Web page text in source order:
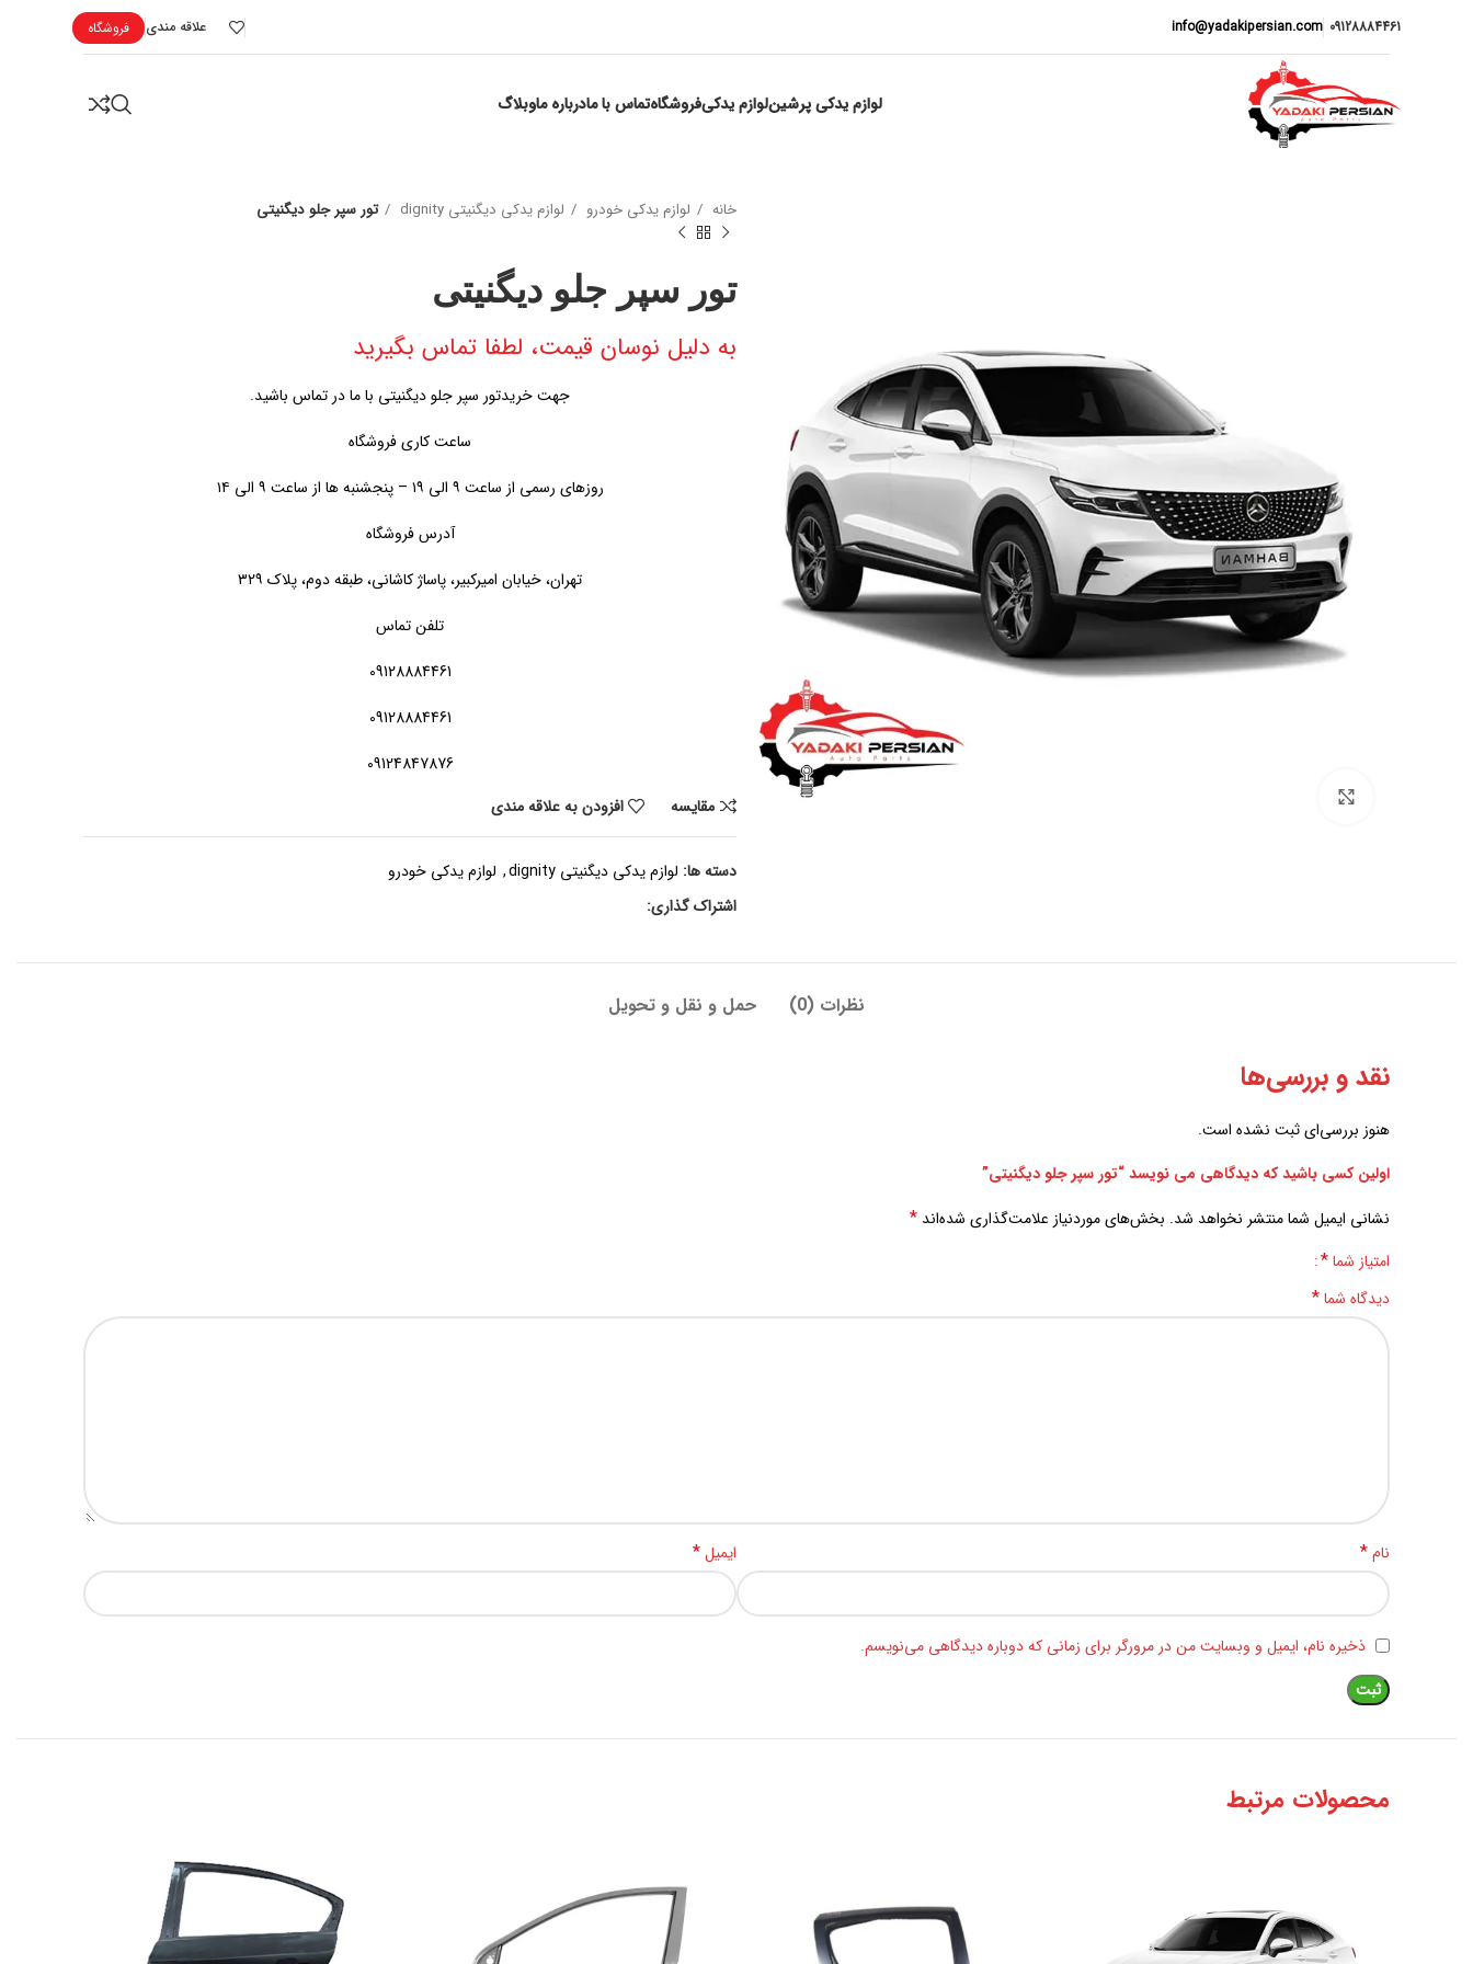
09128884461
info@yadakipersian.com علاقه مندی فروشگاه
لوازم یدکی پرشینلوازم یدکیفروشگاهتماس با مادرباره ماوبلاگ
خانه لوازم یدکی خودرو لوازم یدکی دیگنیتی dignity تور سپر جلو دیگنیتی
تور سپر جلو دیگنیتی
به دلیل نوسان قیمت، لطفا تماس بگیرید
جهت خریدتور سپر جلو دیگنیتی با ما در تماس باشید.
ساعت کاری فروشگاه
روزهای رسمی از ساعت ۹ الی ۱۹ – پنجشنبه ها از ساعت ۹ الی ۱۴
آدرس فروشگاه
تهران، خیابان امیرکبیر، پاساژ کاشانی، طبقه دوم، پلاک ۳۲۹
تلفن تماس
09128884461
09128884461
09124847876
مقايسه
افزودن به علاقه مندی
دسته ها: لوازم یدکی دیگنیتی dignity , لوازم یدکی خودرو
اشتراک گذاری:
نظرات (0) حمل و نقل و تحویل
نقد و بررسی‌ها
هنوز بررسی‌ای ثبت نشده است.
اولین کسی باشید که دیدگاهی می نویسد “تور سپر جلو دیگنیتی”
نشانی ایمیل شما منتشر نخواهد شد. بخش‌های موردنیاز علامت‌گذاری شده‌اند *
امتیاز شما*
دیدگاه شما*
نام* ایمیل*
ذخیره نام، ایمیل و وبسایت من در مرورگر برای زمانی که دوباره دیدگاهی می‌نویسم.
محصولات مرتبط